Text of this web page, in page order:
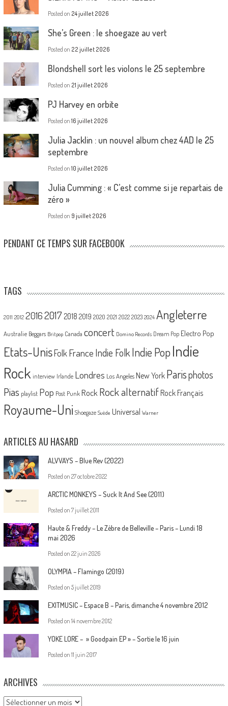
Posted on 24 juillet 2026
She’s Green : le shoegaze au vert
Posted on 22 juillet 2026
Blondshell sort les violons le 25 septembre
Posted on 21 juillet 2026
PJ Harvey en orbite
Posted on 16 juillet 2026
Julia Jacklin : un nouvel album chez 4AD le 25
septembre
Posted on 10 juillet 2026
Julia Cumming : « C’est comme si je repartais de
zéro »
Posted on 9 juillet 2026
PENDANT CE TEMPS SUR FACEBOOK
TAGS
2011 2012 20162017 2018 2019 2020 2021 2022 2023 2024 Angleterre
Australie Beggars Britpop Canada concert Domino Records Dream Pop Electro Pop
Etats-UnisFolk France Indie Folk Indie PopIndie
Rock interview Irlande Londres Los Angeles New York Parisphotos
Pias playlist Pop Post Punk Rock Rock alternatif Rock Français
Royaume-Uni Shoegaze Suède Universal Warner
ARTICLES AU HASARD
ALVVAYS – Blue Rev (2022)
Posted on 27 octobre 2022
ARCTIC MONKEYS – Suck It And See (2011)
Posted on 7 juillet 2011
Haute & Freddy – Le Zèbre de Belleville – Paris – Lundi 18
mai 2026
Posted on 22 juin 2026
OLYMPIA – Flamingo (2019)
Posted on 5 juillet 2019
EXITMUSIC – Espace B – Paris, dimanche 4 novembre 2012
Posted on 14 novembre 2012
YOKE LORE – » Goodpain EP » – Sortie le 16 juin
Posted on 11 juin 2017
ARCHIVES
Archives